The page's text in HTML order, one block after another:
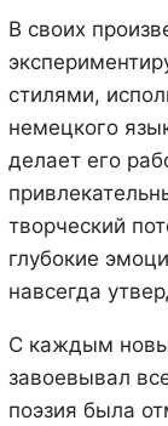
В своих
стилями,
немецкого
делает его
творческий
глубокие
навсегда
С каждым
завоевывал
поэзия была